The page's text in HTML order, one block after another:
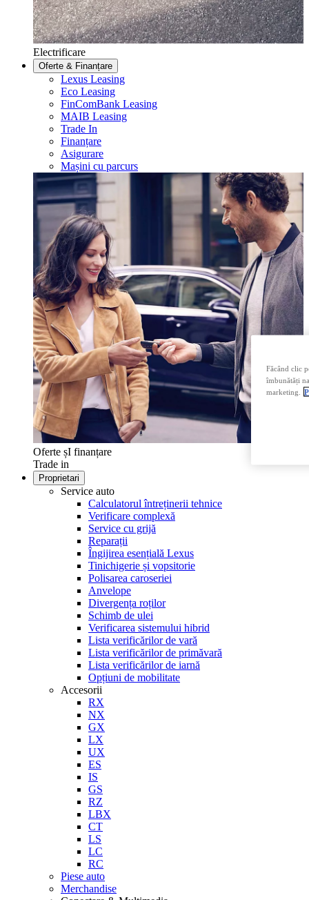
Electrificare
Oferte & Finanțare
Lexus Leasing
Eco Leasing
FinComBank Leasing
MAIB Leasing
Trade In
Finanțare
Asigurare
Mașini cu parcurs
Oferte șI finanțare
Trade in
Proprietari
Service auto
Calculatorul întreținerii tehnice
Verificare complexă
Service cu grijă
Reparații
Îngijirea esențială Lexus
Tinichigerie și vopsitorie
Polisarea caroseriei
Anvelope
Divergența roților
Schimb de ulei
Verificarea sistemului hibrid
Lista verificărilor de vară
Lista verificărilor de primăvară
Lista verificărilor de iarnă
Opțiuni de mobilitate
Accesorii
RX
NX
GX
LX
UX
ES
IS
GS
RZ
LBX
CT
LS
LC
RC
Piese auto
Merchandise
Făcând clic
îmbunătăți
marketing.